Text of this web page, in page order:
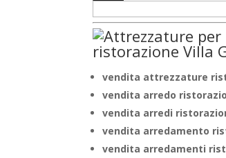
vendita attrezzature
vendita arredo
vendita arredi
vendita arredamento
vendita arredamenti